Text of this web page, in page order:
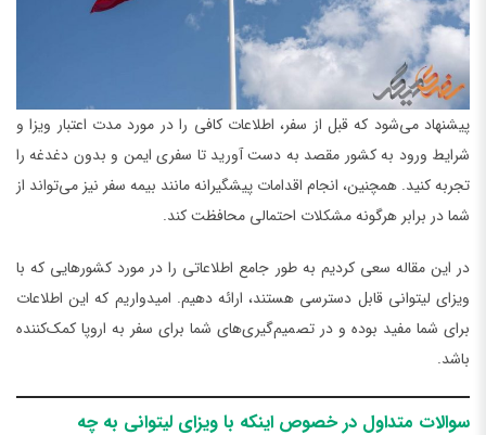
پیشنهاد می‌شود که قبل از سفر، اطلاعات کافی را در مورد مدت اعتبار ویزا و
شرایط ورود به کشور مقصد به دست آورید تا سفری ایمن و بدون دغدغه را
تجربه کنید. همچنین، انجام اقدامات پیشگیرانه مانند بیمه سفر نیز می‌تواند از
شما در برابر هرگونه مشکلات احتمالی محافظت کند.
در این مقاله سعی کردیم به طور جامع اطلاعاتی را در مورد کشورهایی که با
ویزای لیتوانی قابل دسترسی هستند، ارائه دهیم. امیدواریم که این اطلاعات
برای شما مفید بوده و در تصمیم‌گیری‌های شما برای سفر به اروپا کمک‌کننده
باشد.
سوالات متداول در خصوص اینکه با ویزای لیتوانی به چه